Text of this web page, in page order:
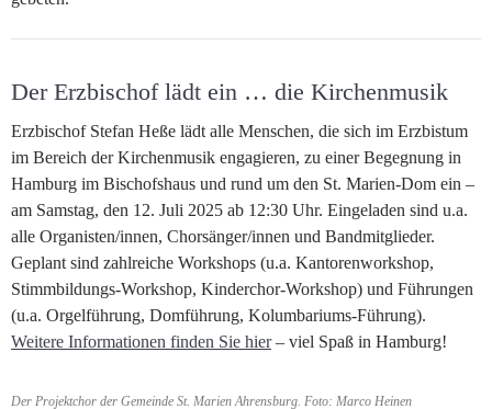
Der Erzbischof lädt ein … die Kirchenmusik
Erzbischof Stefan Heße lädt alle Menschen, die sich im Erzbistum
im Bereich der Kirchenmusik engagieren, zu einer Begegnung in
Hamburg im Bischofshaus und rund um den St. Marien-Dom ein –
am Samstag, den 12. Juli 2025 ab 12:30 Uhr. Eingeladen sind u.a.
alle Organisten/innen, Chorsänger/innen und Bandmitglieder.
Geplant sind zahlreiche Workshops (u.a. Kantorenworkshop,
Stimmbildungs-Workshop, Kinderchor-Workshop) und Führungen
(u.a. Orgelführung, Domführung, Kolumbariums-Führung).
Weitere Informationen finden Sie hier– viel Spaß in Hamburg!
Der Projektchor der Gemeinde St. Marien Ahrensburg. Foto: Marco Heinen